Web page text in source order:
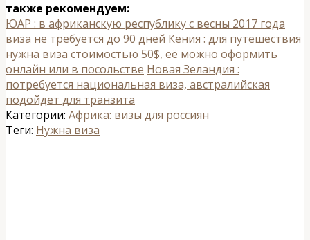
также рекомендуем:
ЮАР : в африканскую республику с весны 2017 года
виза не требуется до 90 дней Кения : для путешествия
нужна виза стоимостью 50$, её можно оформить
онлайн или в посольстве Новая Зеландия :
потребуется национальная виза, австралийская
подойдет для транзита
Категории: Африка: визы для россиян
Теги: Нужна виза